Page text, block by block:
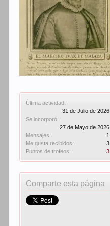
Última actividad:
31 de Julio de 2026
Se incorporó:
27 de Mayo de 2026
Mensajes:
1
Me gusta recibidos:
3
Puntos de trofeos:
3
Comparte esta página